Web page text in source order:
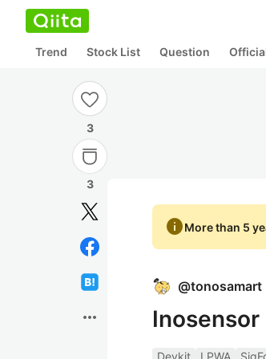
Trend Stock List Question
3
3
more_horiz
infoMore than 5
@tonosamart
Inosensor
Devkit LPWA